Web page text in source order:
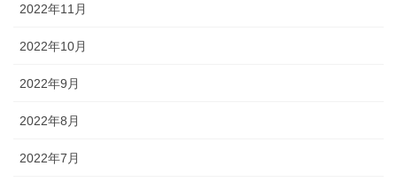
2022年11月
2022年10月
2022年9月
2022年8月
2022年7月